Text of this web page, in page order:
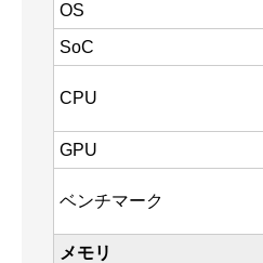
OS
SoC
CPU
GPU
ベンチマーク
メモリ